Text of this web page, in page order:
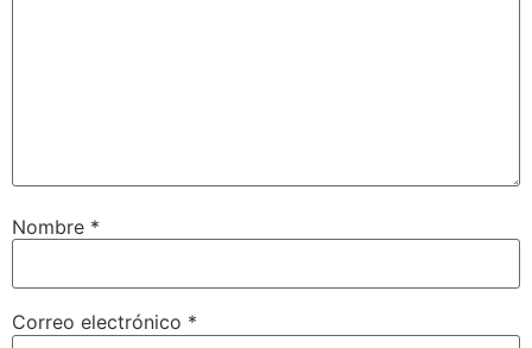
Nombre *
Correo electrónico *